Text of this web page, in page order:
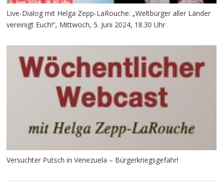
Live-Dialog mit Helga Zepp-LaRouche: „Weltbürger aller Länder
vereinigt Euch!“, Mittwoch, 5. Juni 2024, 18.30 Uhr
Versuchter Putsch in Venezuela – Bürgerkriegsgefahr!